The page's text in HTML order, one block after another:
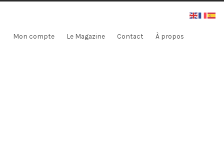
Mon compte Le Magazine Contact À propos